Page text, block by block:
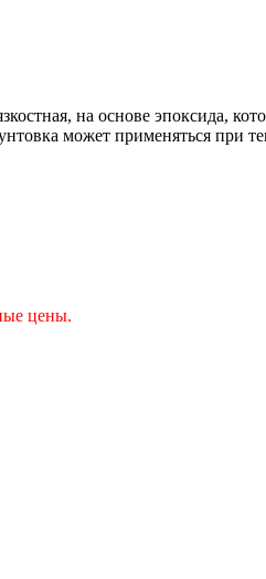
на основе эпоксида,
может применяться при
цены.